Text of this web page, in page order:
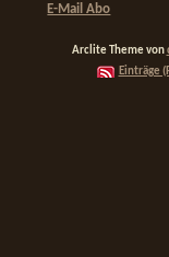
E-Mail Abo
Arclite Theme von
Einträge